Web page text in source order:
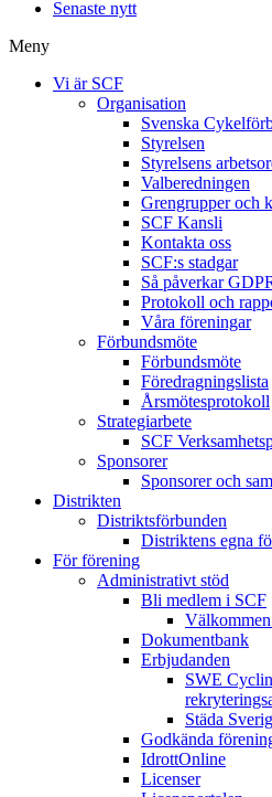
Senaste nytt
Meny
Vi är SCF
Organisation
Svenska
Styrelsen
Styrelsens
Valberedningen
Grengrupper och
SCF Kansli
Kontakta oss
SCF:s stadgar
Så påverkar
Protokoll och
Våra föreningar
Förbundsmöte
Förbundsmöte
Föredragningslista
Årsmötesprotokoll
Strategiarbete
SCF
Sponsorer
Sponsorer och
Distrikten
Distriktsförbunden
Distriktens egna
För förening
Administrativt stöd
Bli medlem i SCF
Dokumentbank
Erbjudanden
SWE
Städa
Godkända
IdrottOnline
Licenser